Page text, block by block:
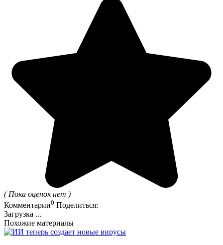
( Пока оценок нет )
Комментарии0 Поделиться:
Загрузка ...
Похожие материалы